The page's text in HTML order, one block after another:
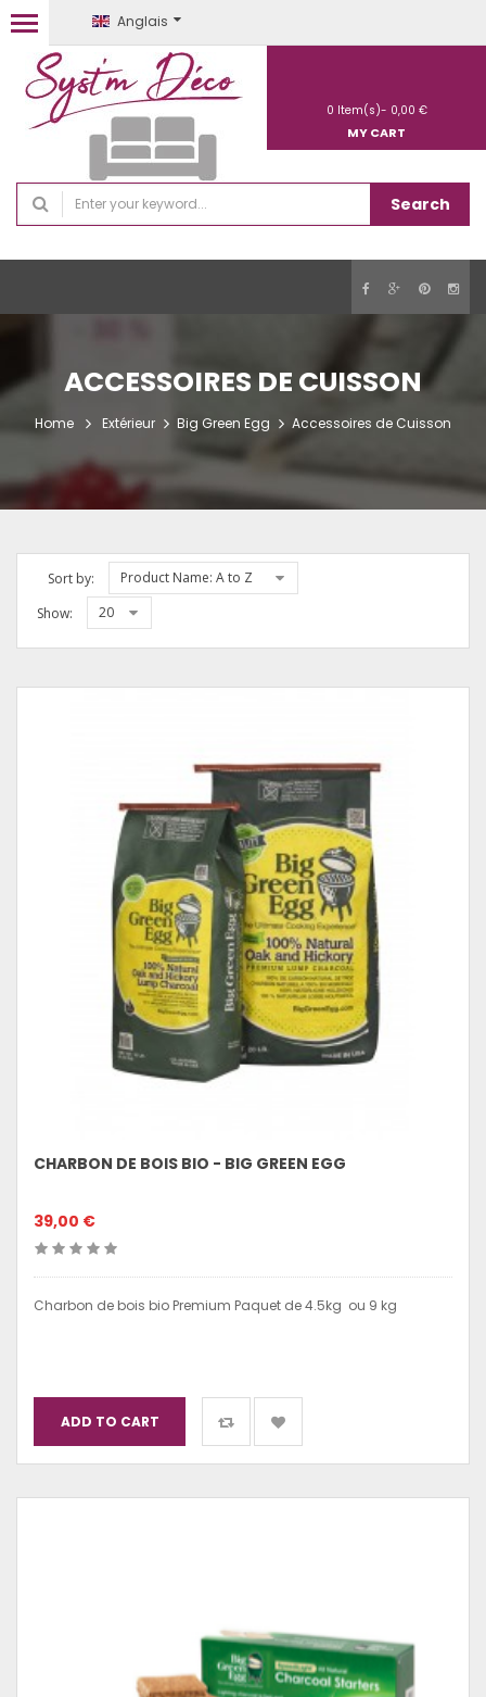
Anglais
Search
0 Item(s)- 0,00 €
MY CART
ACCESSOIRES DE CUISSON
Home Extérieur Big Green Egg Accessoires de Cuisson
Sort by:
Product Name: A to Z
Show:
20
CHARBON DE BOIS BIO - BIG GREEN EGG
39,00 €
Charbon de bois bio Premium Paquet de 4.5kg ou 9 kg
ADD TO CART